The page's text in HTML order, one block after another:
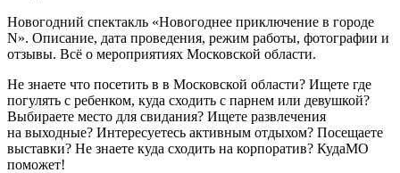
Новогодний спектакль «Новогоднее приключение в городе
N». Описание, дата проведения, режим работы, фотографии и
отзывы. Всё о мероприятиях Московской области.
Не знаете что посетить в в Московской области? Ищете где
погулять с ребенком, куда сходить с парнем или девушкой?
Выбираете место для свидания? Ищете развлечения
на выходные? Интересуетесь активным отдыхом? Посещаете
выставки? Не знаете куда сходить на корпоратив? КудаМО
поможет!